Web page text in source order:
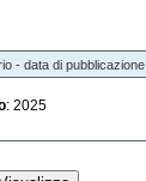
- data di pubblicazione
: 2025